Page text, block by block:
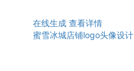
在线生成 查看详情
蜜雪冰城店铺logo头像设计